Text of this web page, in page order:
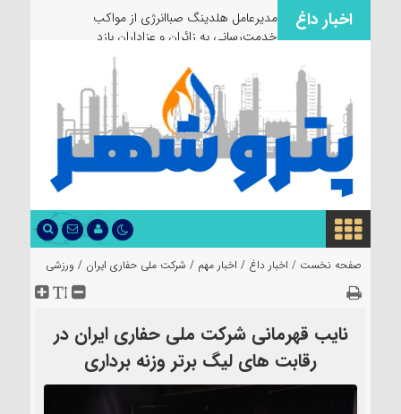
اخبار داغ
مدیرعامل هلدینگ صباانرژی از مواکب
خدمت‌رسانی به زائران و عزاداران بازدید کرد
صفحه نخست / اخبار داغ / اخبار مهم / شرکت ملی حفاری ایران / ورزشی
نایب قهرمانی شرکت ملی حفاری ایران در
رقابت های لیگ برتر وزنه برداری